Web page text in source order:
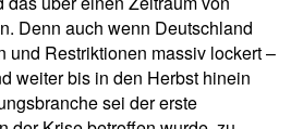
Denn auch wenn Deutschland
und Restriktionen massiv lockert –
weiter bis in den Herbst hinein
sei der erste